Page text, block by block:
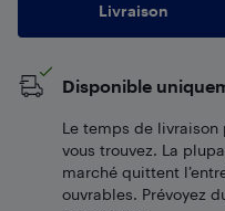
Livraison
Disponible
Le temps de livraison
vous trouvez. La
marché quittent
ouvrables. Prévoyez